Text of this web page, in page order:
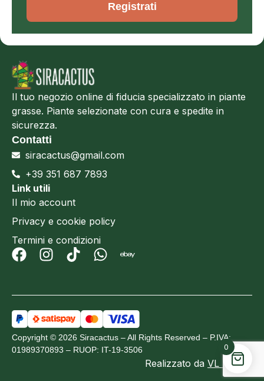
Registrati
Il tuo negozio online di fiducia specializzato in piante
grasse. Piante selezionate con cura e spedite in
sicurezza.
Contatti
siracactus@gmail.com
+39 351 687 7893
Link utili
Il mio account
Privacy e cookie policy
Termini e condizioni
Copyright © 2026 Siracactus – All Rights Reserved – P.IVA:
01989370893 – RUOP: IT-19-3506
Realizzato da VL Design
0